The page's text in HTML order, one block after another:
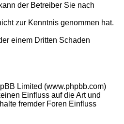
der Betreiber Sie nach
zur Kenntnis genommen hat.
einem Dritten Schaden
Limited (www.phpbb.com)
Einfluss auf die Art und
fremder Foren Einfluss